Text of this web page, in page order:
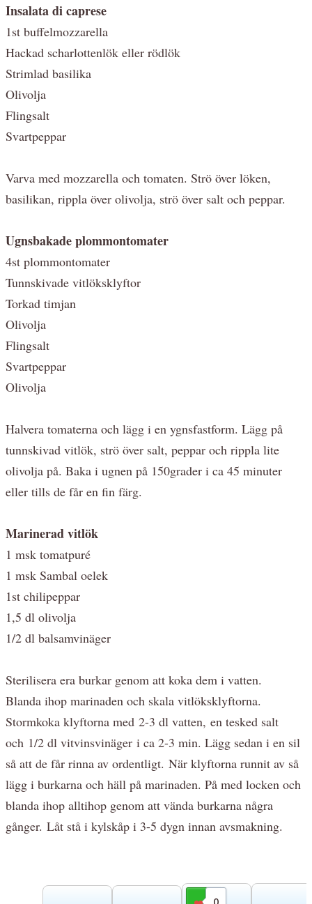
Insalata di caprese
1st buffelmozzarella
Hackad scharlottenlök eller rödlök
Strimlad basilika
Olivolja
Flingsalt
Svartpeppar
Varva med mozzarella och tomaten. Strö över löken,
basilikan, rippla över olivolja, strö över salt och peppar.
Ugnsbakade plommontomater
4st plommontomater
Tunnskivade vitlöksklyftor
Torkad timjan
Olivolja
Flingsalt
Svartpeppar
Olivolja
Halvera tomaterna och lägg i en ygnsfastform. Lägg på
tunnskivad vitlök, strö över salt, peppar och rippla lite
olivolja på. Baka i ugnen på 150grader i ca 45 minuter
eller tills de får en fin färg.
Marinerad vitlök
1 msk tomatpuré
1 msk Sambal oelek
1st chilipeppar
1,5 dl olivolja
1/2 dl balsamvinäger
Sterilisera era burkar genom att koka dem i vatten.
Blanda ihop marinaden och skala vitlöksklyftorna.
Stormkoka klyftorna med 2-3 dl vatten, en tesked salt
och 1/2 dl vitvinsvinäger i ca 2-3 min. Lägg sedan i en sil
så att de får rinna av ordentligt. När klyftorna runnit av så
lägg i burkarna och häll på marinaden. På med locken och
blanda ihop alltihop genom att vända burkarna några
gånger. Låt stå i kylskåp i 3-5 dygn innan avsmakning.